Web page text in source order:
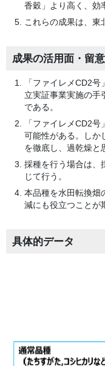
香穀」より高く、効
これらの成果は、東
成果の活用面・留
「ファイレメCD2
立実証事業実施の手
である。
「ファイレメCD2
可能性がある。しか
を徹底し、過乾燥と
採種を行う場合は、
じて行う。
本品種を水田転換畑
減にも役立つことが
具体的データ